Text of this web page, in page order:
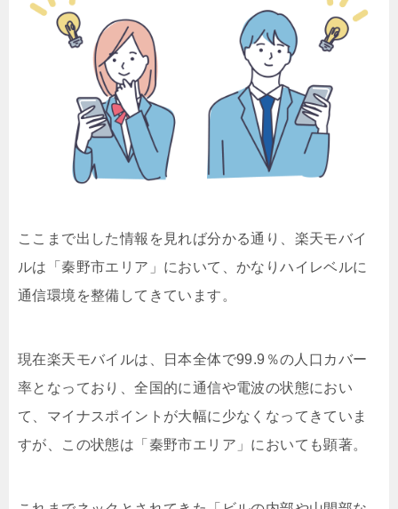
ここまで出した情報を見れば分かる通り、楽天モバイ
ルは「秦野市エリア」において、かなりハイレベルに
通信環境を整備してきています。
現在楽天モバイルは、日本全体で99.9％の人口カバー
率となっており、全国的に通信や電波の状態におい
て、マイナスポイントが大幅に少なくなってきていま
すが、この状態は「秦野市エリア」においても顕著。